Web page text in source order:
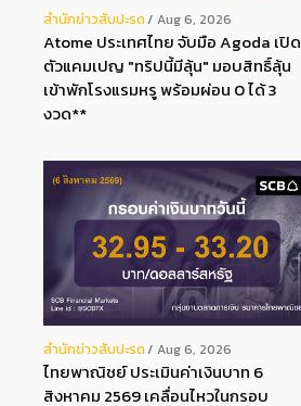
สํานักข่าวสับปะรด Aug 6, 2026
Atome ประเทศไทย จับมือ Agoda เปิด
ตัวแคมเปญ "ทริปนี้มีลุ้น" มอบสิทธิ์ลุ้น
เข้าพักโรงแรมหรู พร้อมผ่อน 0 ได้ 3
งวด**
สํานักข่าวสับปะรด Aug 6, 2026
ไทยพาณิชย์ ประเมินค่าเงินบาท 6
สิงหาคม 2569 เคลื่อนไหวในกรอบ